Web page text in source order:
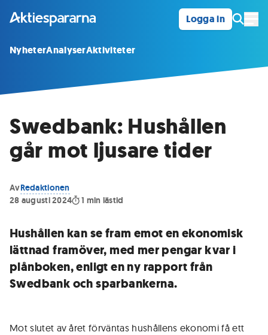
Logga in
NyheterAnalyserAktiviteter
Swedbank: Hushållen
går mot ljusare tider
AvRedaktionen
28 augusti 2024
1 min lästid
Hushållen kan se fram emot en ekonomisk
lättnad framöver, med mer pengar kvar i
plånboken, enligt en ny rapport från
Swedbank och sparbankerna.
Mot slutet av året förväntas hushållens ekonomi få ett